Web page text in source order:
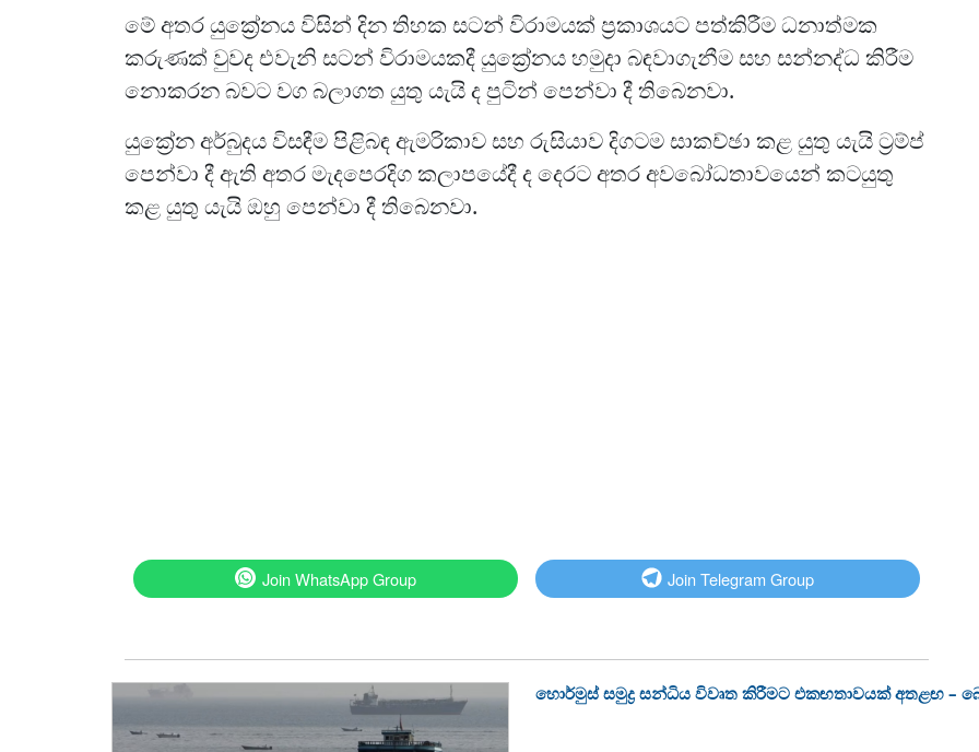
මේ අතර යුක්‍රේනය විසින් දින තිහක සටන් විරාමයක් ප්‍රකාශයට පත්කිරීම ධනාත්මක
කරුණක් වුවද එවැනි සටන් විරාමයකදී යුක්‍රේනය හමුදා බඳවාගැනීම සහ සන්නද්ධ කිරීම
නොකරන බවට වග බලාගත යුතු යැයි ද පුටින් පෙන්වා දී තිබෙනවා.
යුක්‍රේන අර්බුදය විසඳීම පිළිබඳ ඇමරිකාව සහ රුසියාව දිගටම සාකච්ඡා කළ යුතු යැයි ට්‍රම්ප්
පෙන්වා දී ඇති අතර මැදපෙරදිග කලාපයේදී ද දෙරට අතර අවබෝධතාවයෙන් කටයුතු
කළ යුතු යැයි ඔහු පෙන්වා දී තිබෙනවා.
Join WhatsApp Group Join Telegram Group
හොර්මුස් සමුද්‍ර සන්ධිය විවෘත කිරීමට එකඟතාවයක් අතළඟ –